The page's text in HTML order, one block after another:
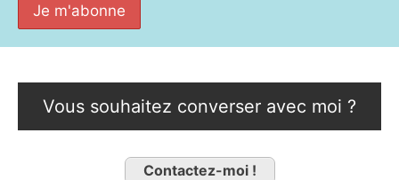
Vous souhaitez converser avec moi ?
Contactez-moi !